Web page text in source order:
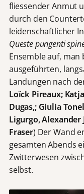
fliessender Anmut
durch den
leidenschaftlicher
Queste pungenti
Ensemble auf,
ausgeführten,
Landungen nach
Loïck Pireaux;
Dugas,; Giulia
Ligurgo, Alexander
Fraser) Der Wand
gesamten Abends
Zwitterwesen
selbst.